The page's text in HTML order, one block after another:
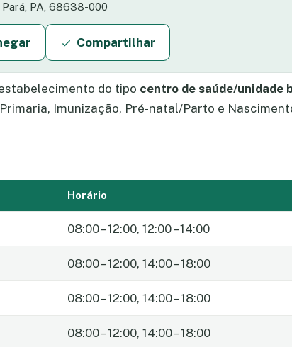
Pará, PA, 68638-000
Compartilhar
do tipo centro de saúde/unidade
Imunização, Pré-natal/Parto e
Horário
08:00 – 12:00, 12:00 – 14:00
08:00 – 12:00, 14:00 – 18:00
08:00 – 12:00, 14:00 – 18:00
08:00 – 12:00, 14:00 – 18:00